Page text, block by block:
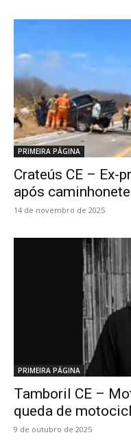
PRIMEIRA PÁGINA
Crateús CE – Ex-
após
14 de novembro de 2025
PRIMEIRA PÁGINA
Tamboril CE –
queda de
9 de outubro de 2025